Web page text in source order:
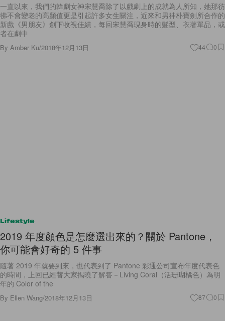
一直以來，我們的韓劇女神宋慧喬除了以戲劇上的成就為人所知，她那彷
彿不會變老的高顏值更是引起許多女生關注，近來和男神朴寶劍所合作的
新戲《男朋友》創下收視佳績，每回宋慧喬現身時的髮型、衣著單品，或
者在劇中
By Amber Ku/2018年12月13日 44 0
Lifestyle
2019 年度顏色是怎麼選出來的？關於 Pantone，
你可能會好奇的 5 件事
隨著 2019 年就要到來，也代表到了 Pantone 彩通公司宣布年度代表色
的時間，上回已經替大家揭曉了解答－Living Coral（活珊瑚橘色）為明
年的 Color of the
By Ellen Wang/2018年12月13日 87 0